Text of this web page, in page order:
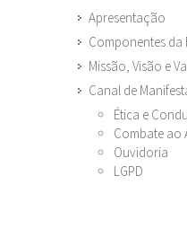
Apresentação
Componentes da
Missão, Visão e
Canal de
Ética e
Combate ao
Ouvidoria
LGPD